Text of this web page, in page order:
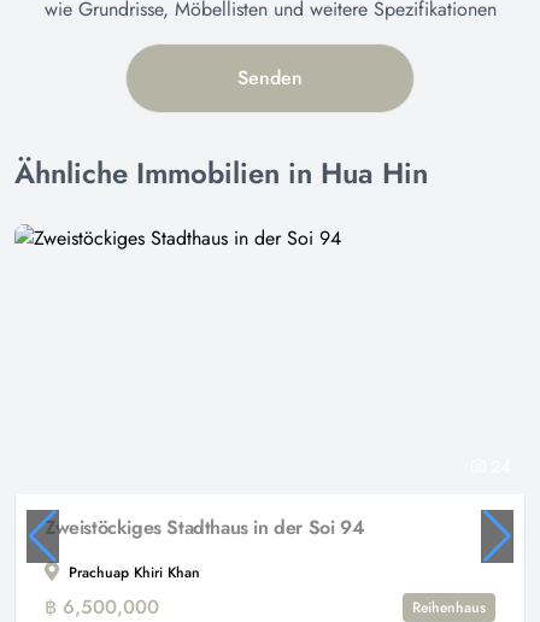
wie Grundrisse, Möbellisten und weitere Spezifikationen
Senden
Ähnliche Immobilien in Hua Hin
Zweistöckiges Stadthaus in der Soi 94
Prachuap Khiri Khan
฿ 6,500,000
Reihenhaus